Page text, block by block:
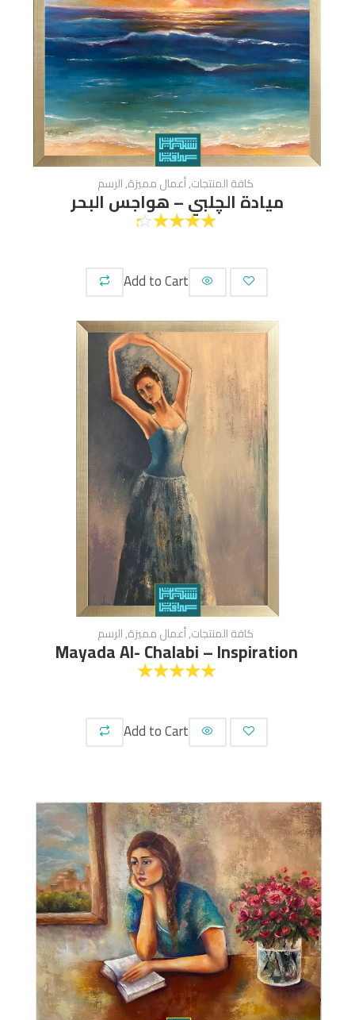
كافة المنتجات,أعمال مميزة,الرسم
ميادة الچلبي – هواجس البحر
☆
☆
☆
☆
☆
Add to Cart
كافة المنتجات,أعمال مميزة,الرسم
Mayada Al- Chalabi – Inspiration
☆
☆
☆
☆
☆
Add to Cart